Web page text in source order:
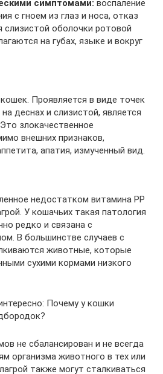
симптомами: воспаление
с гноем из глаз и носа, отказ
слизистой оболочки ротовой
на губах, языке и вокруг
Проявляется в виде точек
деснах и слизистой, является
злокачественное
внешних признаков,
апатия, измученный вид.
недостатком витамина РР
У кошачьих такая патология
редко и связана с
В большинстве случаев с
животные, которые
сухими кормами низкого
Почему у кошки
не сбалансирован и не всегда
организма животного в тех или
также могут сталкиваться